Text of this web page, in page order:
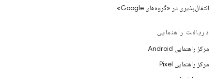
انتقال‌پذیری در «گروه‌های Google»
دریافت راهنمایی
مرکز راهنمایی Android
مرکز راهنمایی Pixel